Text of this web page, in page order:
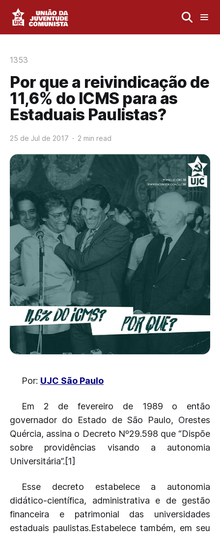
1353
Por que a reivindicação de
11,6% do ICMS para as
Estaduais Paulistas?
25 de Jul de 2017 2 min read
Por: UJC São Paulo
Em 2 de fevereiro de 1989 o então
governador do Estado de São Paulo, Orestes
Quércia, assina o Decreto Nº29.598 que “Dispõe
sobre providências visando a autonomia
Universitária”.[1]
Esse decreto estabelece a autonomia
didático-científica, administrativa e de gestão
financeira e patrimonial das universidades
estaduais paulistas.Estabelece também, em seu